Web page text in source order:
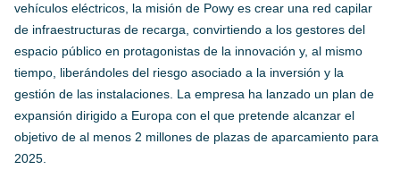
vehículos eléctricos, la misión de Powy es crear una red capilar
de infraestructuras de recarga, convirtiendo a los gestores del
espacio público en protagonistas de la innovación y, al mismo
tiempo, liberándoles del riesgo asociado a la inversión y la
gestión de las instalaciones. La empresa ha lanzado un plan de
expansión dirigido a Europa con el que pretende alcanzar el
objetivo de al menos 2 millones de plazas de aparcamiento para
2025.